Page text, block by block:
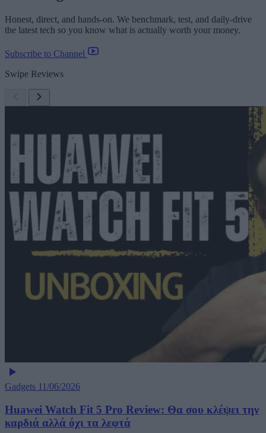
Honest, direct, and hands-on. We benchmark, test, and daily-drive
the latest tech so you know what is actually worth your money.
Subscribe to Channel
Swipe Reviews
Gadgets 11/06/2026
Huawei Watch Fit 5 Pro Review: Θα σου κλέψει την
καρδιά αλλά όχι τα λεφτά